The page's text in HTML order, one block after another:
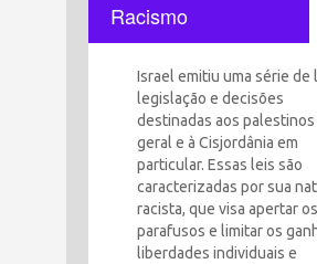
Racismo
Israel emitiu uma série de
legislação e decisões
destinadas aos palestinos
geral e à Cisjordânia em
particular. Essas leis são
caracterizadas por sua
racista, que visa apertar os
parafusos e limitar os
liberdades individuais e